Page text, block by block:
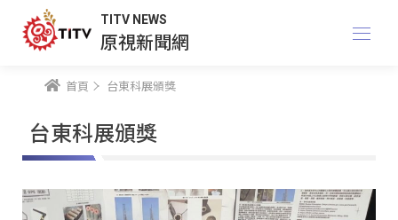
TITV NEWS
原視新聞網
首頁 台東科展頒獎
台東科展頒獎